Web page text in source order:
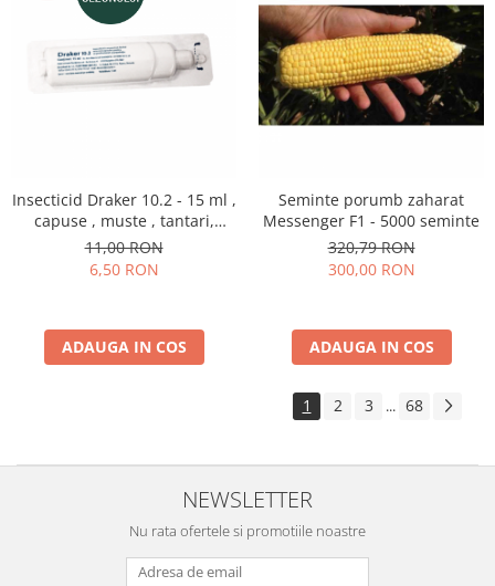
Insecticid Draker 10.2 - 15 ml ,
capuse , muste , tantari,
furnici, paianjeni, gandaci
11,00 RON
6,50 RON
ADAUGA IN COS
Seminte porumb zaharat
Messenger F1 - 5000 seminte
320,79 RON
300,00 RON
ADAUGA IN COS
1 2 3 ... 68
NEWSLETTER
Nu rata ofertele si promotiile noastre